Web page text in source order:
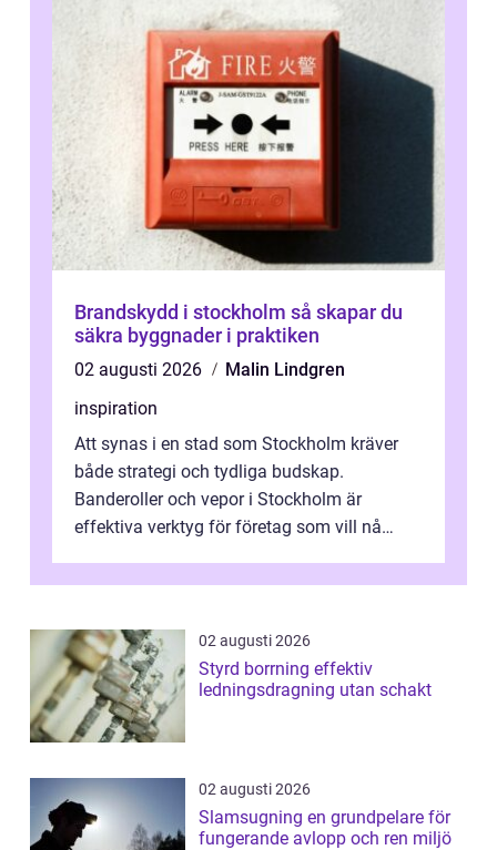
Brandskydd i stockholm så skapar du
säkra byggnader i praktiken
02 augusti 2026
Malin Lindgren
inspiration
Att synas i en stad som Stockholm kräver
både strategi och tydliga budskap.
Banderoller och vepor i Stockholm är
effektiva verktyg för företag som vill nå
02 augusti 2026
Styrd borrning effektiv
ledningsdragning utan schakt
02 augusti 2026
Slamsugning en grundpelare för
fungerande avlopp och ren miljö